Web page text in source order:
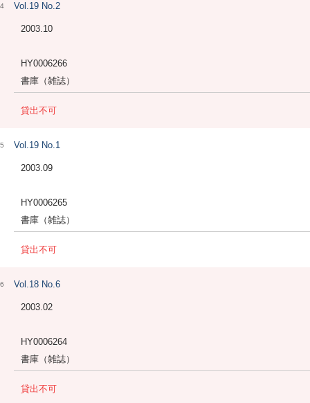
4 Vol.19 No.2
2003.10
HY0006266
書庫（雑誌）
貸出不可
5 Vol.19 No.1
2003.09
HY0006265
書庫（雑誌）
貸出不可
6 Vol.18 No.6
2003.02
HY0006264
書庫（雑誌）
貸出不可